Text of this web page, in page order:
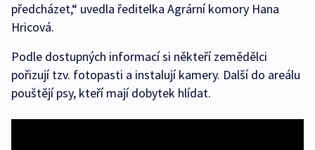
předcházet,“ uvedla ředitelka Agrární komory Hana
Hricová.
Podle dostupných informací si někteří zemědělci
pořizují tzv. fotopasti a instalují kamery. Další do areálu
pouštějí psy, kteří mají dobytek hlídat.